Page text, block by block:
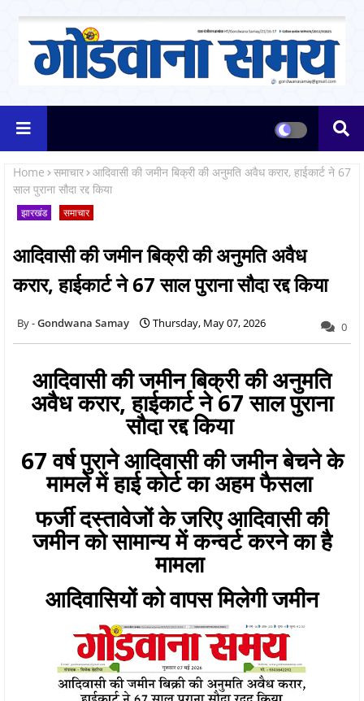
Home समाचार आदिवासी की जमीन बिक्री की अनुमति अवैध करार, हाईकार्ट ने 67
साल पुराना सौदा रद्द किया
झारखंड समाचार
आदिवासी की जमीन बिक्री की अनुमति अवैध
करार, हाईकार्ट ने 67 साल पुराना सौदा रद्द किया
Gondwana Samay Thursday, May 07, 2026 0
आदिवासी की जमीन बिक्री की अनुमति
अवैध करार, हाईकार्ट ने 67 साल पुराना
सौदा रद्द किया
67 वर्ष पुराने आदिवासी की जमीन बेचने के
मामले में हाई कोर्ट का अहम फैसला
फर्जी दस्तावेजों के जरिए आदिवासी की
जमीन को सामान्य में कन्वर्ट करने का है
मामला
आदिवासियों को वापस मिलेगी जमीन